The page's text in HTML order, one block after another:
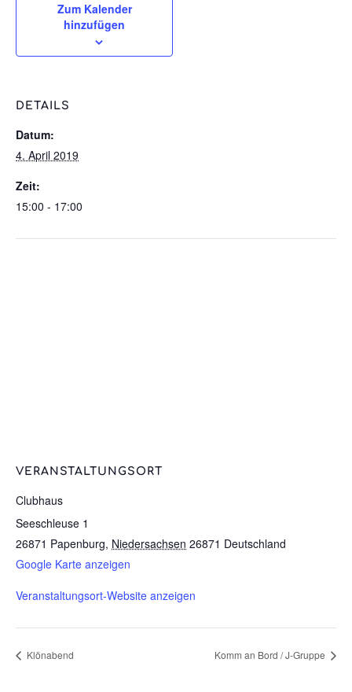
Zum Kalender
hinzufügen
DETAILS
Datum:
4. April 2019
Zeit:
15:00 - 17:00
VERANSTALTUNGSORT
Clubhaus
Seeschleuse 1
26871 Papenburg, Niedersachsen 26871 Deutschland
Google Karte anzeigen
Veranstaltungsort-Website anzeigen
Klönabend Komm an Bord / J-Gruppe